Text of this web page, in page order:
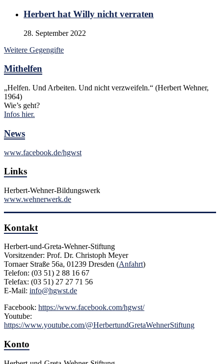
Herbert hat Willy nicht verraten
28. September 2022
Weitere Gegengifte
Mithelfen
„Helfen. Und Arbeiten. Und nicht verzweifeln.“ (Herbert Wehner,
1964)
Wie’s geht?
Infos hier.
News
www.facebook.de/hgwst
Links
Herbert-Wehner-Bildungswerk
www.wehnerwerk.de
Kontakt
Herbert-und-Greta-Wehner-Stiftung
Vorsitzender: Prof. Dr. Christoph Meyer
Tornaer Straße 56a, 01239 Dresden (Anfahrt)
Telefon: (03 51) 2 88 16 67
Telefax: (03 51) 27 27 71 56
E-Mail: info@hgwst.de
Facebook: https://www.facebook.com/hgwst/
Youtube:
https://www.youtube.com/@HerbertundGretaWehnerStiftung
Konto